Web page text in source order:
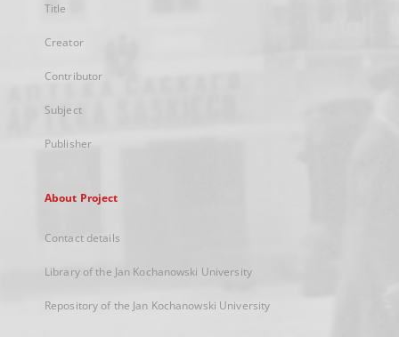
Title
Creator
Contributor
Subject
Publisher
About Project
Contact details
Library of the Jan Kochanowski University
Repository of the Jan Kochanowski University